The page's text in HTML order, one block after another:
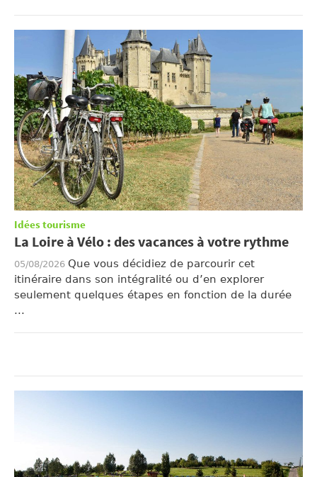
Idées tourisme
La Loire à Vélo : des vacances à votre rythme
05/08/2026 Que vous décidiez de parcourir cet
itinéraire dans son intégralité ou d’en explorer
seulement quelques étapes en fonction de la durée
...